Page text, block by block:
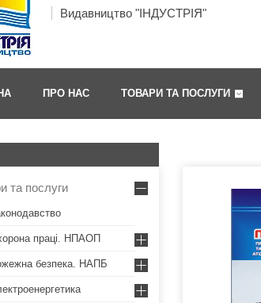
Видавництво "ІНДУСТРІЯ"
ПРО НАС ТОВАРИ ТА ПОСЛУГИ
та послуги
праці. НПАОП
безпека. НАПБ